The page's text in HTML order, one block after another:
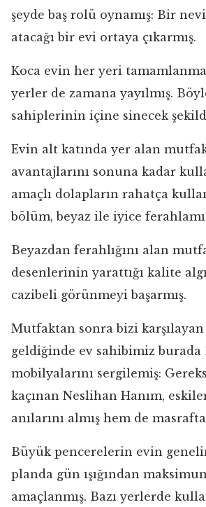
şeyde baş rolü oynamış: Bir
atacağı bir evi ortaya çıkarmış.
Koca evin her yeri
yerler de zamana yayılmış.
sahiplerinin içine sinecek
Evin alt katında yer alan
avantajlarını sonuna kadar
amaçlı dolapların rahatça
bölüm, beyaz ile iyice
Beyazdan ferahlığını alan
desenlerinin yarattığı kalite
cazibeli görünmeyi başarmış.
Mutfaktan sonra bizi karşılayan
geldiğinde ev sahibimiz burada
mobilyalarını sergilemiş:
kaçınan Neslihan Hanım,
anılarını almış hem de
Büyük pencerelerin evin
planda gün ışığından
amaçlanmış. Bazı yerlerde